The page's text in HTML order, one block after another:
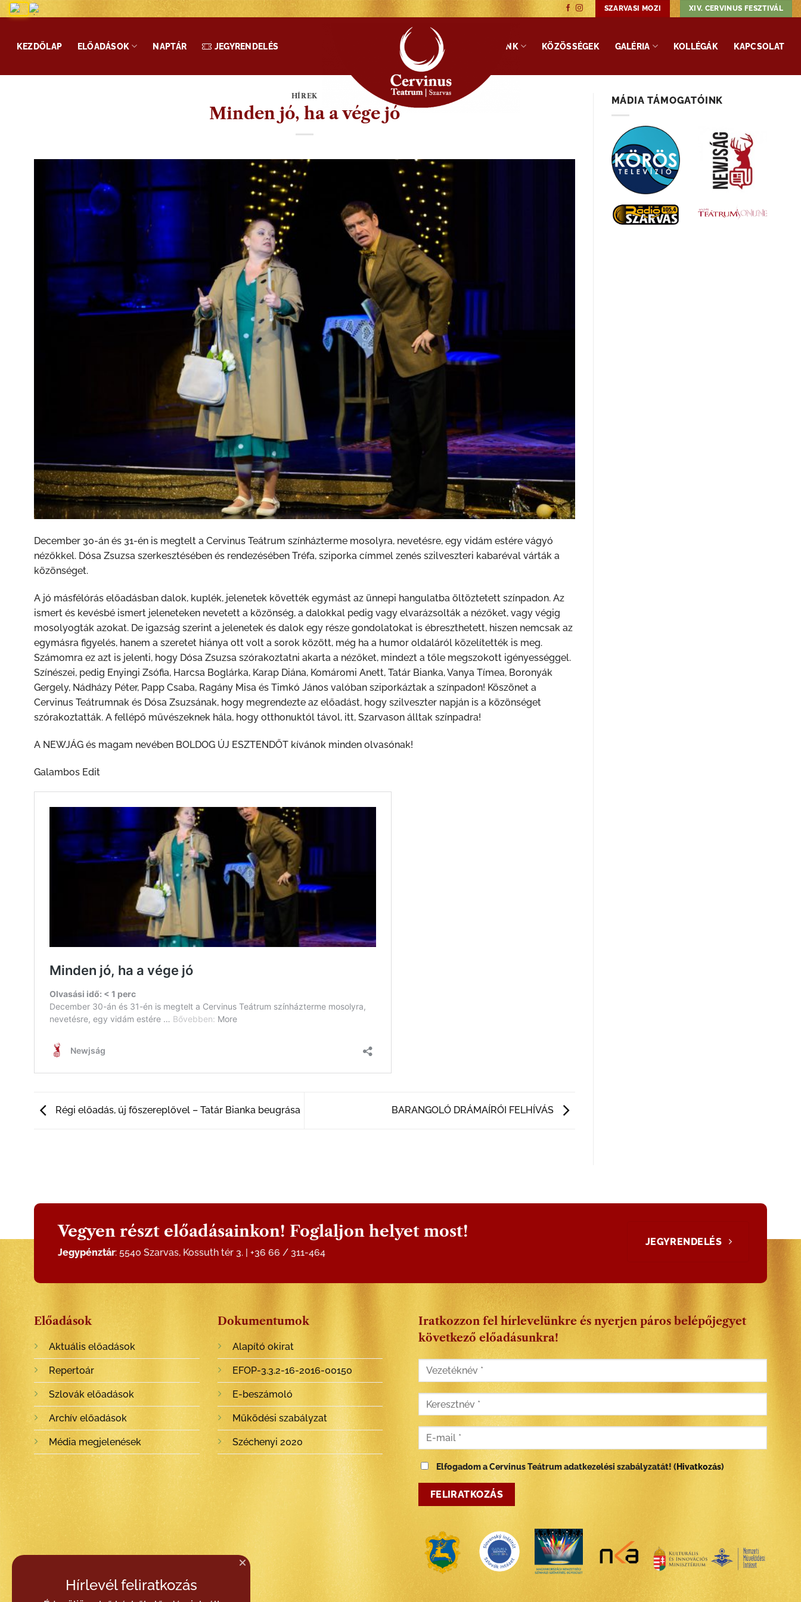
Skip
SZARVASI MOZI XIV. CERVINUS FESZTIVÁL
KEZDŐLAP ELŐADÁSOK NAPTÁR JEGYRENDELÉS SZOLGÁLTATÁSAINK KÖZÖSSÉGEK GALÉRIA KOLLÉGÁK KAPCSOLAT
HÍREK
Minden jó, ha a vége jó
December 30-án és 31-én is megtelt a Cervinus Teátrum színházterme mosolyra, nevetésre, egy vidám estére vágyó
nézőkkel. Dósa Zsuzsa szerkesztésében és rendezésében Tréfa, sziporka címmel zenés szilveszteri kabaréval várták a
közönséget.
A jó másfélórás előadásban dalok, kuplék, jelenetek követték egymást az ünnepi hangulatba öltöztetett színpadon. Az
ismert és kevésbé ismert jeleneteken nevetett a közönség, a dalokkal pedig vagy elvarázsolták a nézőket, vagy végig
mosolyogták azokat. De igazság szerint a jelenetek és dalok egy része gondolatokat is ébreszthetett, hiszen nemcsak az
egymásra figyelés, hanem a szeretet hiánya ott volt a sorok között, még ha a humor oldaláról közelítették is meg.
Számomra ez azt is jelenti, hogy Dósa Zsuzsa szórakoztatni akarta a nézőket, mindezt a tőle megszokott igényességgel.
Színészei, pedig Enyingi Zsófia, Harcsa Boglárka, Karap Diána, Komáromi Anett, Tatár Bianka, Vanya Tímea, Boronyák
Gergely, Nádházy Péter, Papp Csaba, Ragány Misa és Timkó János valóban sziporkáztak a színpadon! Köszönet a
Cervinus Teátrumnak és Dósa Zsuzsának, hogy megrendezte az előadást, hogy szilveszter napján is a közönséget
szórakoztatták. A fellépő művészeknek hála, hogy otthonuktól távol, itt, Szarvason álltak színpadra!
A NEWJÁG és magam nevében BOLDOG ÚJ ESZTENDŐT kívánok minden olvasónak!
Galambos Edit
Régi előadás, új főszereplővel – Tatár Bianka beugrása BARANGOLÓ DRÁMAÍRÓI FELHÍVÁS
MÁDIA TÁMOGATÓINK
Vegyen részt előadásainkon! Foglaljon helyet most!
Jegypénztár: 5540 Szarvas, Kossuth tér 3. | +36 66 / 311-464
JEGYRENDELÉS
Előadások
Aktuális előadások
Repertoár
Szlovák előadások
Archív előadások
Média megjelenések
Dokumentumok
Alapító okirat
EFOP-3.3.2-16-2016-00150​
E-beszámoló
Működési szabályzat
Széchenyi 2020
Iratkozzon fel hírlevelünkre és nyerjen páros belépőjegyet
következő előadásunkra!
Elfogadom a Cervinus Teátrum adatkezelési szabályzatát! (Hivatkozás)
Hírlevél feliratkozás